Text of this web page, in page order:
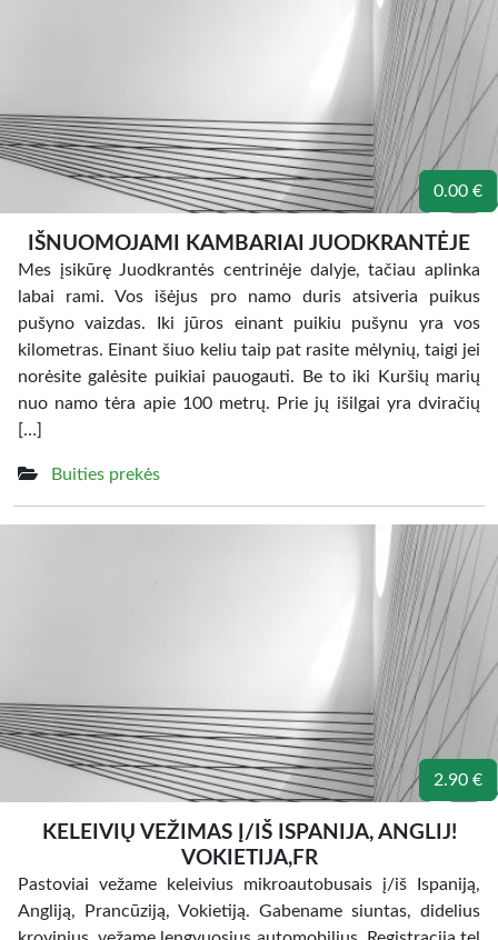
0.00 €
IŠNUOMOJAMI KAMBARIAI JUODKRANTĖJE
Mes įsikūrę Juodkrantės centrinėje dalyje, tačiau aplinka
labai rami. Vos išėjus pro namo duris atsiveria puikus
pušyno vaizdas. Iki jūros einant puikiu pušynu yra vos
kilometras. Einant šiuo keliu taip pat rasite mėlynių, taigi jei
norėsite galėsite puikiai pauogauti. Be to iki Kuršių marių
nuo namo tėra apie 100 metrų. Prie jų išilgai yra dviračių
[…]
Buities prekės
2.90 €
KELEIVIŲ VEŽIMAS Į/IŠ ISPANIJA, ANGLIJ!
VOKIETIJA,FR
Pastoviai vežame keleivius mikroautobusais į/iš Ispaniją,
Angliją, Prancūziją, Vokietiją. Gabename siuntas, didelius